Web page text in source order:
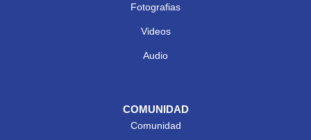
Fotografias
Videos
Audio
COMUNIDAD
Comunidad